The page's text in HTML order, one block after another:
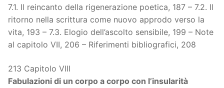
7.1. Il reincanto della rigenerazione poetica, 187 – 7.2. Il
ritorno nella scrittura come nuovo approdo verso la
vita, 193 – 7.3. Elogio dell’ascolto sensibile, 199 – Note
al capitolo VII, 206 – Riferimenti bibliografici, 208
213 Capitolo VIII
Fabulazioni di un corpo a corpo con l’insularità